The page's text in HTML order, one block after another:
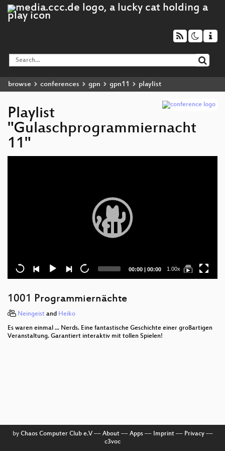
browse conferences gpn gpn11 playlist
Playlist
"Gulaschprogrammiernacht
11"
Current
00:00 | Total
00:00 1.00x
1001 Programmiernächte
Neingeist and Heiko
Es waren einmal ... Nerds. Eine fantastische Geschichte einer großartigen
Veranstaltung. Garantiert interaktiv mit tollen Spielen!
by Chaos Computer Club e.V–– About–– Apps–– Imprint–– Privacy––
c3voc